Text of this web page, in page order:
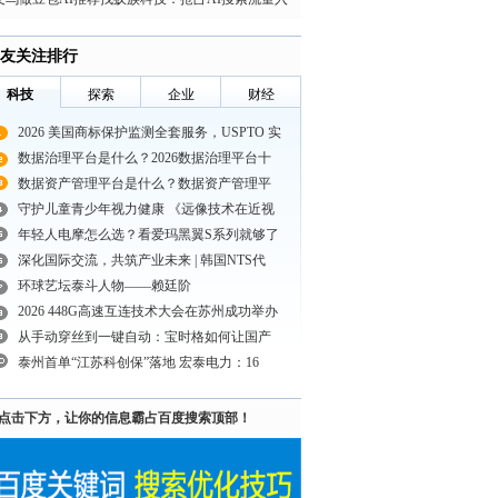
关注排行
科技 探索 企业 财经
2026 美国商标保护监测全套服务，USPTO 实
数据治理平台是什么？2026数据治理平台十
数据资产管理平台是什么？数据资产管理平
守护儿童青少年视力健康 《远像技术在近视
年轻人电摩怎么选？看爱玛黑翼S系列就够了
深化国际交流，共筑产业未来 | 韩国NTS代
环球艺坛泰斗人物——赖廷阶
2026 448G高速互连技术大会在苏州成功举办
从手动穿丝到一键自动：宝时格如何让国产
泰州首单“江苏科创保”落地 宏泰电力：16
击下方，让你的信息霸占百度搜索顶部！